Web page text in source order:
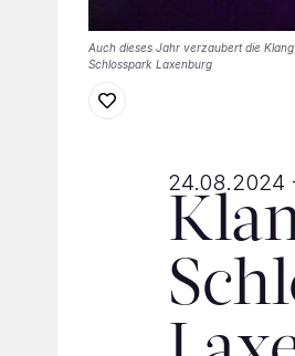
Auch dieses Jahr verzaubert die
Schlosspark Laxenburg
24.08.2024